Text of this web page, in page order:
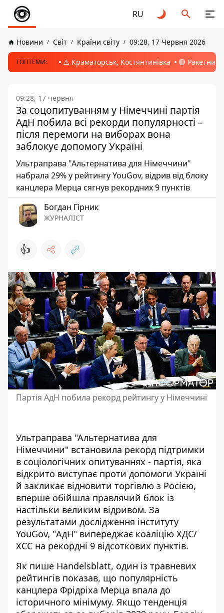
RU
Новини Світ Країни світу 09:28, 17 Червня 2026
ТОПТЕМИ: ⚠️ Краматорськ, Костянтинівка 🔴 Ракетний
09:28, 17 червня
За соцопитуванням у Німеччині партія
АдН побила всі рекорди популярності –
після перемоги на виборах вона
заблокує допомогу Україні
Ультраправа "Альтернатива для Німеччини"
набрала 29% у рейтингу YouGov, відрив від блоку
канцлера Мерца сягнув рекордних 9 пунктів
Богдан Гірник
ЖУРНАЛІСТ
👍
Партія АдН побила рекорд рейтингу у Німеччині
Ультраправа "Альтернатива для
Німеччини" встановила рекорд підтримки
в соціологічних опитуваннях - партія, яка
відкрито виступає проти допомоги Україні
й закликає відновити торгівлю з Росією,
вперше обійшла правлячий блок із
настільки великим відривом. За
результатами дослідження інституту
YouGov, "АдН" випереджає коаліцію ХДС/
ХСС на рекордні 9 відсоткових пунктів.
Як пише Handelsblatt, один із травневих
рейтингів показав, що популярність
канцлера Фрідріха Мерца впала до
історичного мінімуму. Якщо тенденція